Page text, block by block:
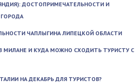
ДОСТОПРИМЕЧАТЕЛЬНОСТИ И
ЧАПЛЫГИНА ЛИПЕЦКОЙ ОБЛАСТИ
МИЛАНЕ И КУДА МОЖНО СХОДИТЬ ТУРИСТУ С
НА ДЕКАБРЬ ДЛЯ ТУРИСТОВ?